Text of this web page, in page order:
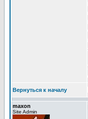
Вернуться к началу
maxon
Site Admin